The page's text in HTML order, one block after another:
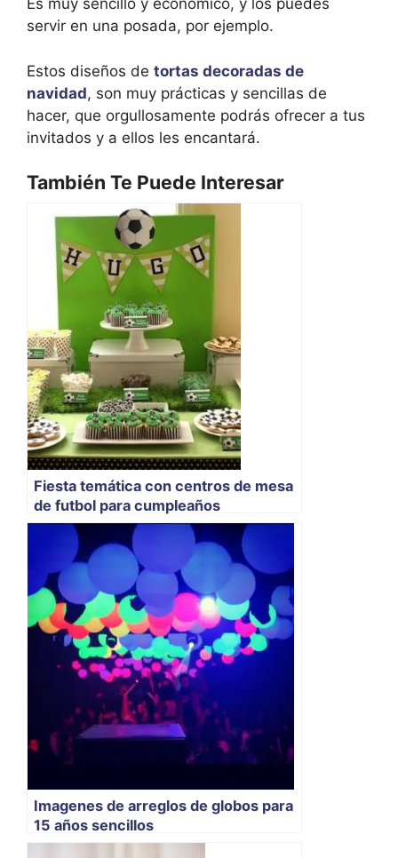
Es muy sencillo y económico, y los puedes
servir en una posada, por ejemplo.
Estos diseños de tortas decoradas de
navidad, son muy prácticas y sencillas de
hacer, que orgullosamente podrás ofrecer a tus
invitados y a ellos les encantará.
También Te Puede Interesar
Fiesta temática con centros de mesa
de futbol para cumpleaños
Imagenes de arreglos de globos para
15 años sencillos